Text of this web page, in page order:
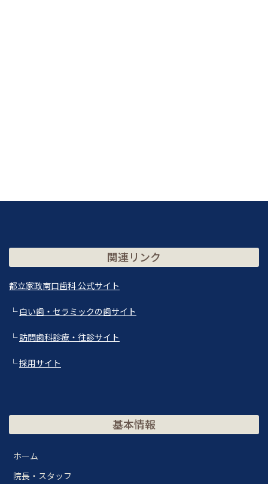
関連リンク
都立家政南口歯科 公式サイト
└白い歯・セラミックの歯サイト
└訪問歯科診療・往診サイト
└採用サイト
基本情報
ホーム
院長・スタッフ